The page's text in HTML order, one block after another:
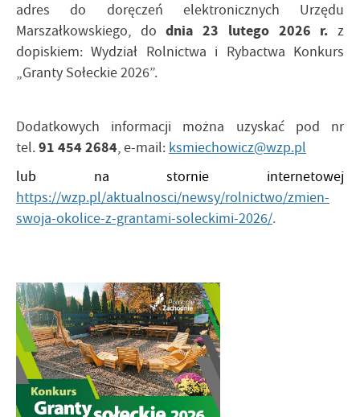
adres do doręczeń elektronicznych Urzędu
Marszałkowskiego, dodnia 23 lutego 2026 r.z
dopiskiem: Wydział Rolnictwa i Rybactwa Konkurs
„Granty Sołeckie 2026”.
Dodatkowych informacji można uzyskać pod nr
tel.91 454 2684, e-mail: ksmiechowicz@wzp.pl
lub na stornie internetowej
https://wzp.pl/aktualnosci/newsy/rolnictwo/zmien-
swoja-okolice-z-grantami-soleckimi-2026/.